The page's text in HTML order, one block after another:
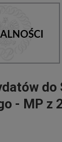
do
- MP z